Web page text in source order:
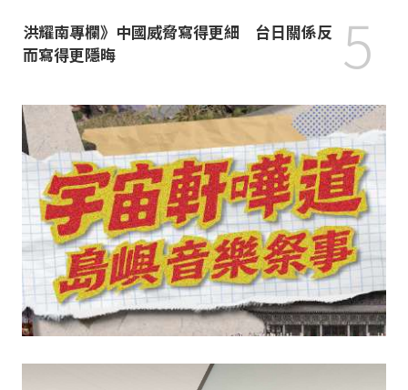
洪耀南專欄》中國威脅寫得更細 台日關係反
而寫得更隱晦
5